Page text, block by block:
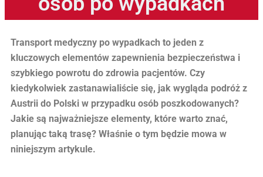
Transport medyczny po wypadkach to jeden z
kluczowych elementów zapewnienia bezpieczeństwa i
szybkiego powrotu do zdrowia pacjentów. Czy
kiedykolwiek zastanawialiście się, jak wygląda podróż z
Austrii do Polski w przypadku osób poszkodowanych?
Jakie są najważniejsze elementy, które warto znać,
planując taką trasę? Właśnie o tym będzie mowa w
niniejszym artykule.